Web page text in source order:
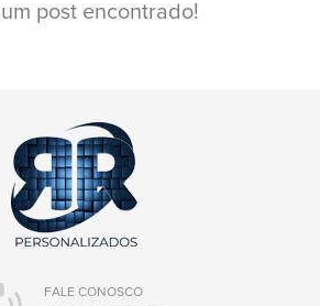
post encontrado!
FALE CONOSCO